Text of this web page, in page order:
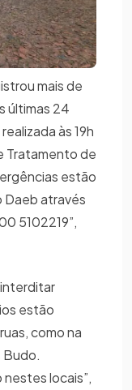
mais de
últimas 24
às 19h
Tratamento de
estão
através
5102219”,
estão
como na
Budo.
locais”,